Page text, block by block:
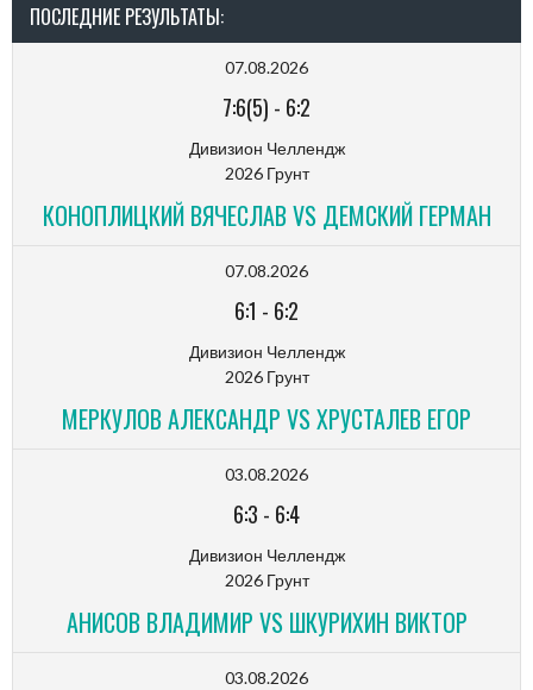
ПОСЛЕДНИЕ РЕЗУЛЬТАТЫ:
07.08.2026
7:6(5) - 6:2
Дивизион Челлендж
2026 Грунт
КОНОПЛИЦКИЙ ВЯЧЕСЛАВ VS ДЕМСКИЙ ГЕРМАН
07.08.2026
6:1 - 6:2
Дивизион Челлендж
2026 Грунт
МЕРКУЛОВ АЛЕКСАНДР VS ХРУСТАЛЕВ ЕГОР
03.08.2026
6:3 - 6:4
Дивизион Челлендж
2026 Грунт
АНИСОВ ВЛАДИМИР VS ШКУРИХИН ВИКТОР
03.08.2026